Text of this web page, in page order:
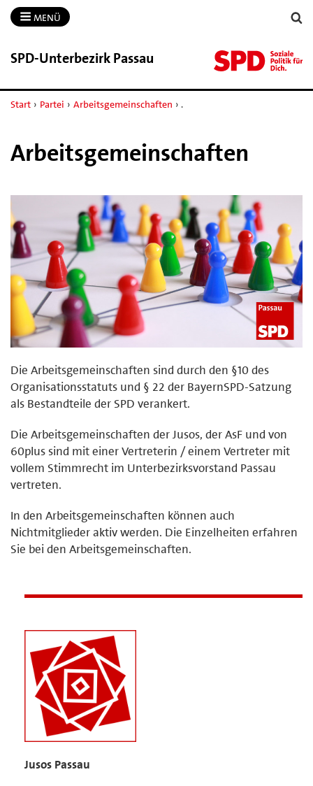
MENÜ
SPD-​Unterbezirk Passau
Start › Partei › Arbeitsgemeinschaften › .
Arbeitsgemeinschaften
Die Arbeitsgemeinschaften sind durch den §10 des
Organisationsstatuts und § 22 der BayernSPD-Satzung
als Bestandteile der SPD verankert.
Die Arbeitsgemeinschaften der Jusos, der AsF und von
60plus sind mit einer Vertreterin / einem Vertreter mit
vollem Stimmrecht im Unterbezirksvorstand Passau
vertreten.
In den Arbeitsgemeinschaften können auch
Nichtmitglieder aktiv werden. Die Einzelheiten erfahren
Sie bei den Arbeitsgemeinschaften.
Jusos Passau